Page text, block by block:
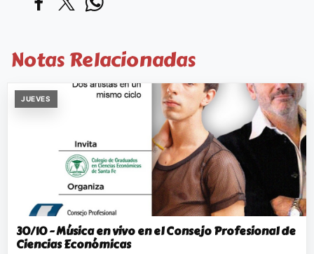
Notas Relacionadas
JUEVES
30/10 - Música en vivo en el Consejo Profesional de
Ciencias Económicas